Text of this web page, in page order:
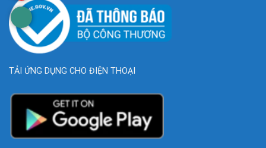
TẢI ỨNG DỤNG CHO ĐIỆN THOẠI